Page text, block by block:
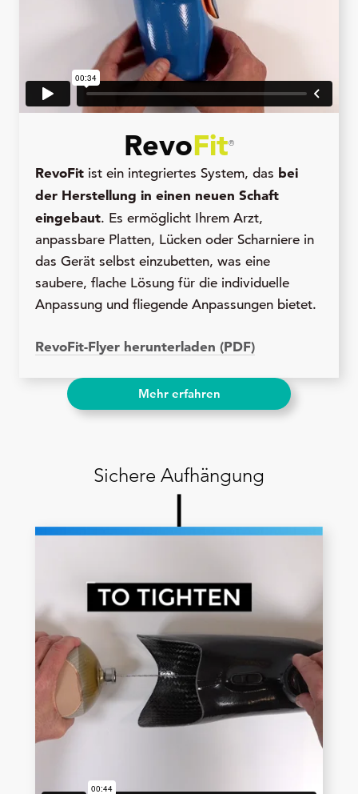
RevoFit®
RevoFit ist ein integriertes System, das bei
der Herstellung in einen neuen Schaft
eingebaut. Es ermöglicht Ihrem Arzt,
anpassbare Platten, Lücken oder Scharniere in
das Gerät selbst einzubetten, was eine
saubere, flache Lösung für die individuelle
Anpassung und fliegende Anpassungen bietet.
RevoFit-Flyer herunterladen (PDF)
Mehr erfahren
Sichere Aufhängung